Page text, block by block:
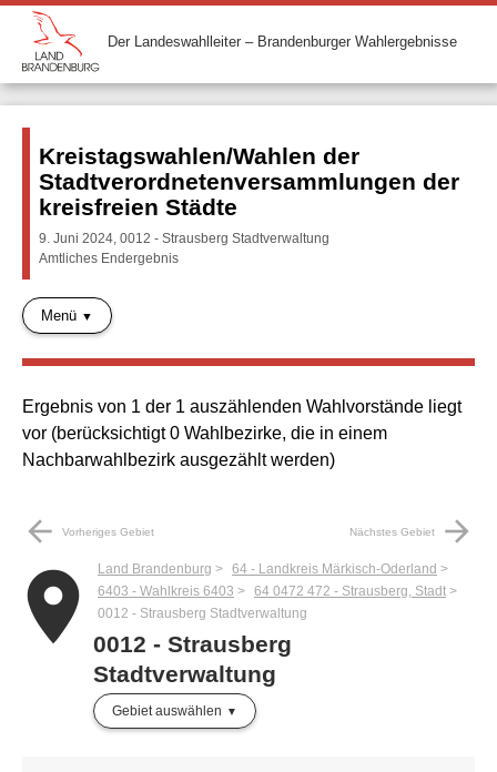
Der Landeswahlleiter – Brandenburger Wahlergebnisse
Kreistagswahlen/Wahlen der
Stadtverordnetenversammlungen der
kreisfreien Städte
9. Juni 2024, 0012 - Strausberg Stadtverwaltung
Amtliches Endergebnis
Menü
Ergebnis von 1 der 1 auszählenden Wahlvorstände liegt
vor (berücksichtigt 0 Wahlbezirke, die in einem
Nachbarwahlbezirk ausgezählt werden)
arrow_back Vorheriges Gebiet Nächstes Gebiet arrow_forward
place Land Brandenburg
64 - Landkreis Märkisch-Oderland
6403 - Wahlkreis 6403
64 0472 472 - Strausberg, Stadt
0012 - Strausberg Stadtverwaltung
0012 - Strausberg
Stadtverwaltung
Gebiet auswählen